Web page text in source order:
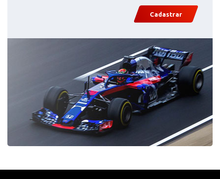
Cadastrar